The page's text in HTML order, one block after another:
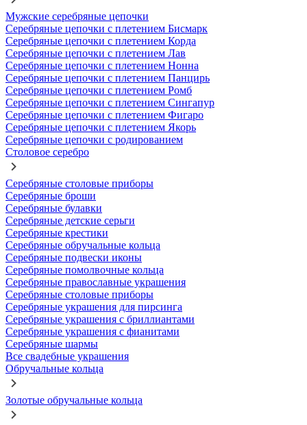
Мужские серебряные цепочки
Серебряные цепочки с плетением Бисмарк
Серебряные цепочки с плетением Корда
Серебряные цепочки с плетением Лав
Серебряные цепочки с плетением Нонна
Серебряные цепочки с плетением Панцирь
Серебряные цепочки с плетением Ромб
Серебряные цепочки с плетением Сингапур
Серебряные цепочки с плетением Фигаро
Серебряные цепочки с плетением Якорь
Серебряные цепочки с родированием
Столовое серебро
Серебряные столовые приборы
Серебряные броши
Серебряные булавки
Серебряные детские серьги
Серебряные крестики
Серебряные обручальные кольца
Серебряные подвески иконы
Серебряные помолвочные кольца
Серебряные православные украшения
Серебряные столовые приборы
Серебряные украшения для пирсинга
Серебряные украшения с бриллиантами
Серебряные украшения с фианитами
Серебряные шармы
Все свадебные украшения
Обручальные кольца
Золотые обручальные кольца